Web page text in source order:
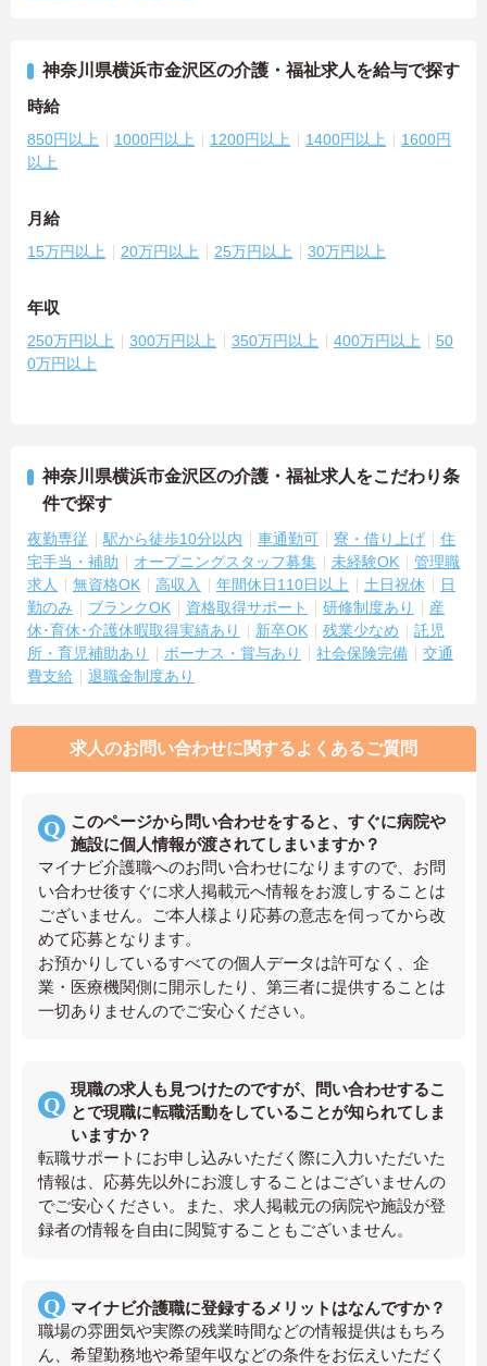
神奈川県横浜市金沢区の介護・福祉求人を給与で探す
時給
850円以上 1000円以上 1200円以上 1400円以上
1600円
以上
月給
15万円以上 20万円以上 25万円以上 30万円以上
年収
250万円以上 300万円以上 350万円以上 400万円以上
50
0万円以上
神奈川県横浜市金沢区の介護・福祉求人をこだわり条
件で探す
夜勤専従 駅から徒歩10分以内 車通勤可 寮・借り上げ
住
宅手当・補助
オープニングスタッフ募集 未経験OK
管理職
求人
無資格OK 高収入 年間休日110日以上 土日祝休
日
勤のみ
ブランクOK 資格取得サポート 研修制度あり
産
休･育休･介護休暇取得実績あり
新卒OK 残業少なめ
託児
所・育児補助あり
ボーナス・賞与あり 社会保険完備
交通
費支給
退職金制度あり
求人のお問い合わせに関するよくあるご質問
このページから問い合わせをすると、すぐに病院や
施設に個人情報が渡されてしまいますか？
マイナビ介護職へのお問い合わせになりますので、お問
い合わせ後すぐに求人掲載元へ情報をお渡しすることは
ございません。ご本人様より応募の意志を伺ってから改
めて応募となります。
お預かりしているすべての個人データは許可なく、企
業・医療機関側に開示したり、第三者に提供することは
一切ありませんのでご安心ください。
現職の求人も見つけたのですが、問い合わせするこ
とで現職に転職活動をしていることが知られてしま
いますか？
転職サポートにお申し込みいただく際に入力いただいた
情報は、応募先以外にお渡しすることはございませんの
でご安心ください。また、求人掲載元の病院や施設が登
録者の情報を自由に閲覧することもございません。
マイナビ介護職に登録するメリットはなんですか？
職場の雰囲気や実際の残業時間などの情報提供はもちろ
ん、希望勤務地や希望年収などの条件をお伝えいただく